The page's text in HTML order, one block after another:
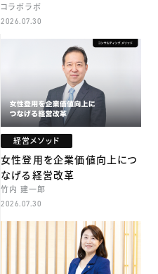
コラボラボ
2026.07.30
経営メソッド
女性登用を企業価値向上につ
なげる経営改革
竹内 建一郎
2026.07.30